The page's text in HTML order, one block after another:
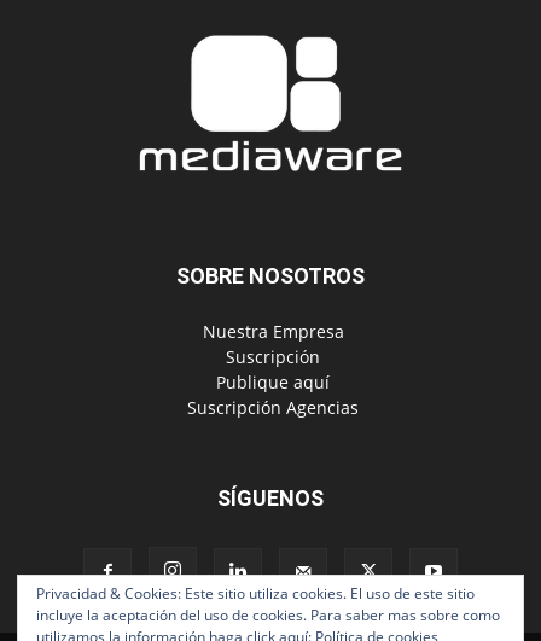
SOBRE NOSOTROS
‎ Nuestra Empresa
‎ Suscripción
‎ Publique aquí
‎ Suscripción Agencias
SÍGUENOS
Privacidad & Cookies: Este sitio utiliza cookies. El uso de este sitio
incluye la aceptación del uso de cookies. Para saber mas sobre como
utilizamos la información haga click aquí: Política de cookies